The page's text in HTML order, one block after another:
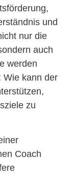
und
nur die
auch
werden
Wie kann der
zu
Coach